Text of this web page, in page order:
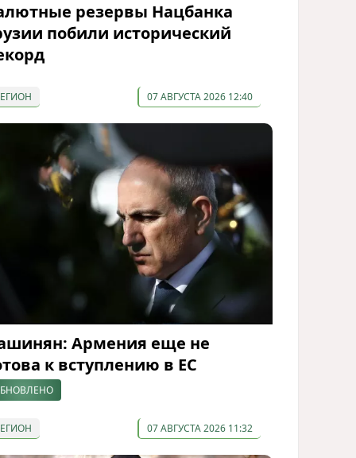
резервы Нацбанка
побили исторический
07 АВГУСТА 2026 12:40
Армения еще не
к вступлению в ЕС
07 АВГУСТА 2026 11:32